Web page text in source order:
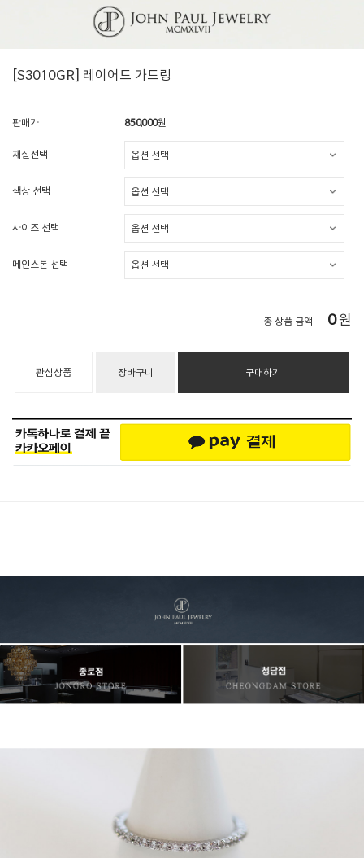
[S3010GR] 레이어드 가드링
판매가 850,000원
재질선택
색상 선택
사이즈 선택
메인스톤 선택
총 상품 금액 0원
관심상품 장바구니 구매하기